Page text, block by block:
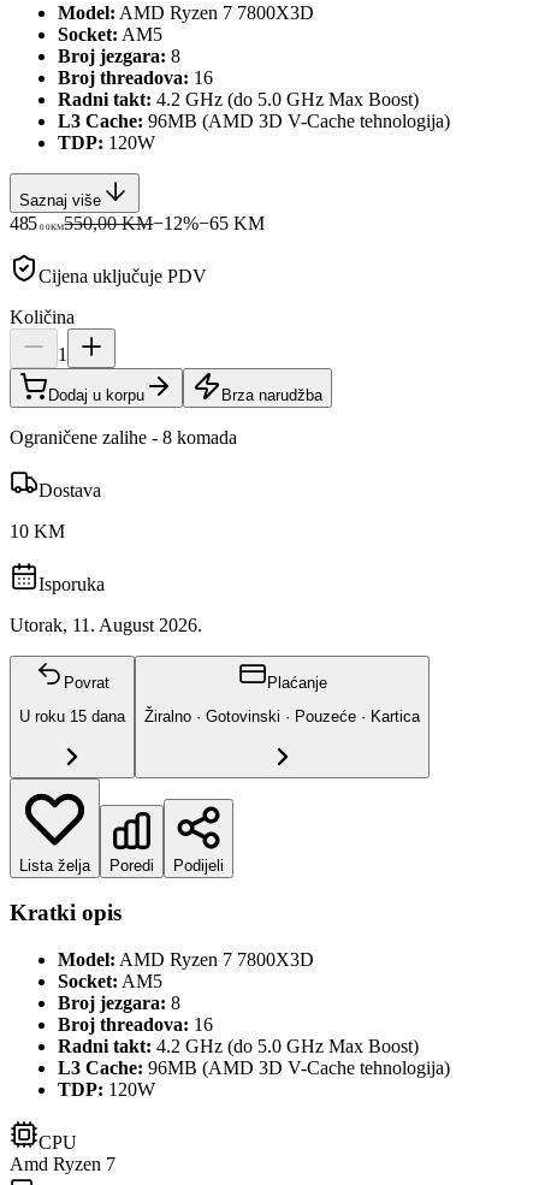
Model: AMD Ryzen 7 7800X3D
Socket: AM5
Broj jezgara: 8
Broj threadova: 16
Radni takt: 4.2 GHz (do 5.0 GHz Max Boost)
L3 Cache: 96MB (AMD 3D V-Cache tehnologija)
TDP: 120W
Saznaj više
485 00KM550,00 KM−12%−65 KM
Cijena uključuje PDV
Količina
1
Dodaj u korpu Brza narudžba
Ograničene zalihe - 8 komada
Dostava
10 KM
Isporuka
Utorak, 11. August 2026.
Povrat
U roku 15 dana
Plaćanje
Žiralno · Gotovinski · Pouzeće · Kartica
Lista želja Poredi Podijeli
Kratki opis
Model: AMD Ryzen 7 7800X3D
Socket: AM5
Broj jezgara: 8
Broj threadova: 16
Radni takt: 4.2 GHz (do 5.0 GHz Max Boost)
L3 Cache: 96MB (AMD 3D V-Cache tehnologija)
TDP: 120W
CPU
Amd Ryzen 7